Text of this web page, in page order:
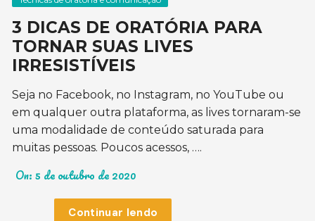
3 DICAS DE ORATÓRIA PARA
TORNAR SUAS LIVES
IRRESISTÍVEIS
Seja no Facebook, no Instagram, no YouTube ou
em qualquer outra plataforma, as lives tornaram-se
uma modalidade de conteúdo saturada para
muitas pessoas. Poucos acessos, ….
On:5 de outubro de 2020
Continuar lendo